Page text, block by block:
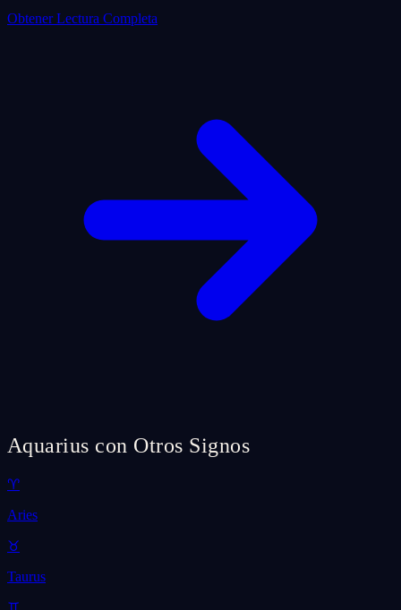
Obtener Lectura Completa
Aquarius con Otros Signos
♈
Aries
♉
Taurus